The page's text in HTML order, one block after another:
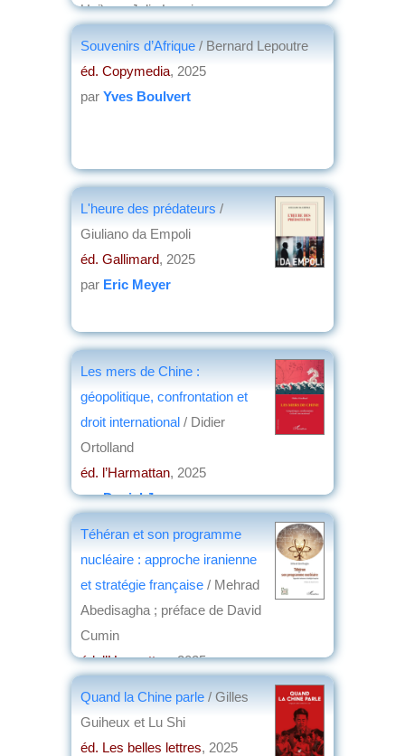
Uni) par Julie Loncin
Souvenirs d’Afrique / Bernard Lepoutre
éd. Copymedia, 2025
par Yves Boulvert
L'heure des prédateurs /
Giuliano da Empoli
éd. Gallimard, 2025
par Eric Meyer
Les mers de Chine :
géopolitique, confrontation et
droit international / Didier
Ortolland
éd. l’Harmattan, 2025
parDaniel Jouanneau
Téhéran et son programme
nucléaire : approche iranienne
et stratégie française / Mehrad
Abedisagha ; préface de David
Cumin
éd. l’Harmattan, 2025
Quand la Chine parle / Gilles
Guiheux et Lu Shi
éd. Les belles lettres, 2025